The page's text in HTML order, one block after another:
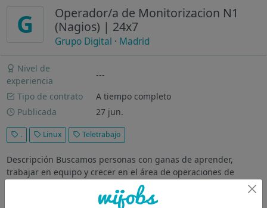
G
Operador/a de Monitorizacion N1
(Nagios) | 24x7
Grupo Digital · Madrid
Nivel de
experiencia
---
Tipo de contrato
A tiempo completo
Publicada
27 jun.
. Linux Teletrabajo
Descripción Buscamos personas con ganas de aprender,
trabajar en equipo y crecer en el área de operaciones de
sistemas. Formarás parte de un equipo de Soporte Nivel 1,
participando en la monitorización y operación de plataformas